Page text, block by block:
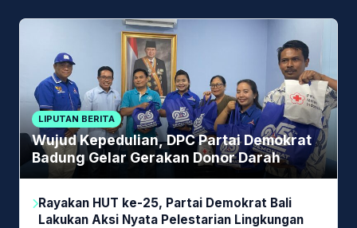
LIPUTAN BERITA
Wujud Kepedulian, DPC Partai Demokrat
Badung Gelar Gerakan Donor Darah
Rayakan HUT ke-25, Partai Demokrat Bali
Lakukan Aksi Nyata Pelestarian Lingkungan